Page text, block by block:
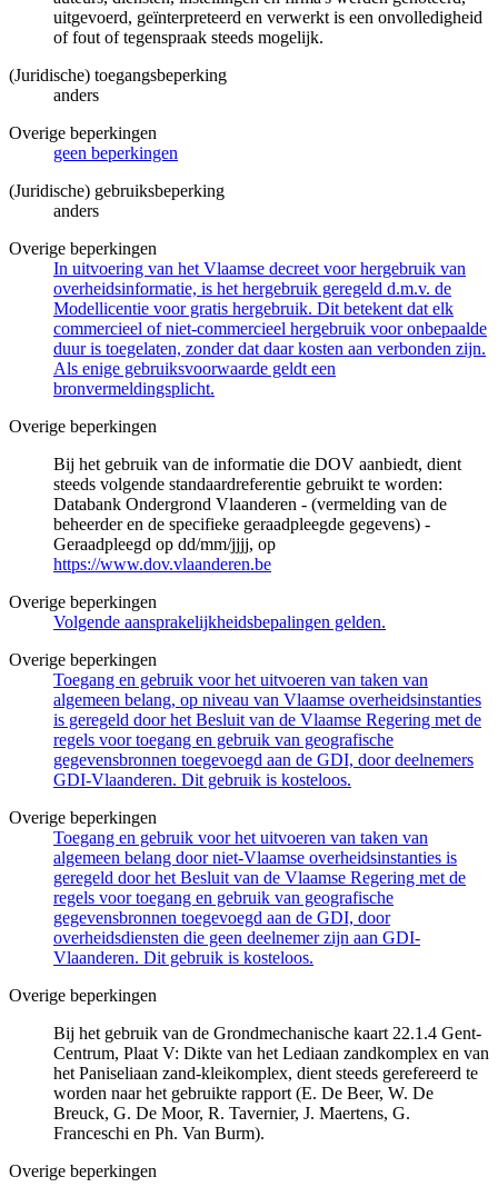
uitgevoerd, geïnterpreteerd en verwerkt is een onvolledigheid
of fout of tegenspraak steeds mogelijk.
(Juridische) toegangsbeperking
anders
Overige beperkingen
geen beperkingen
(Juridische) gebruiksbeperking
anders
Overige beperkingen
In uitvoering van het Vlaamse decreet voor hergebruik van
overheidsinformatie, is het hergebruik geregeld d.m.v. de
Modellicentie voor gratis hergebruik. Dit betekent dat elk
commercieel of niet-commercieel hergebruik voor onbepaalde
duur is toegelaten, zonder dat daar kosten aan verbonden zijn.
Als enige gebruiksvoorwaarde geldt een
bronvermeldingsplicht.
Overige beperkingen
Bij het gebruik van de informatie die DOV aanbiedt, dient
steeds volgende standaardreferentie gebruikt te worden:
Databank Ondergrond Vlaanderen - (vermelding van de
beheerder en de specifieke geraadpleegde gegevens) -
Geraadpleegd op dd/mm/jjjj, op
https://www.dov.vlaanderen.be
Overige beperkingen
Volgende aansprakelijkheidsbepalingen gelden.
Overige beperkingen
Toegang en gebruik voor het uitvoeren van taken van
algemeen belang, op niveau van Vlaamse overheidsinstanties
is geregeld door het Besluit van de Vlaamse Regering met de
regels voor toegang en gebruik van geografische
gegevensbronnen toegevoegd aan de GDI, door deelnemers
GDI-Vlaanderen. Dit gebruik is kosteloos.
Overige beperkingen
Toegang en gebruik voor het uitvoeren van taken van
algemeen belang door niet-Vlaamse overheidsinstanties is
geregeld door het Besluit van de Vlaamse Regering met de
regels voor toegang en gebruik van geografische
gegevensbronnen toegevoegd aan de GDI, door
overheidsdiensten die geen deelnemer zijn aan GDI-
Vlaanderen. Dit gebruik is kosteloos.
Overige beperkingen
Bij het gebruik van de Grondmechanische kaart 22.1.4 Gent-
Centrum, Plaat V: Dikte van het Lediaan zandkomplex en van
het Paniseliaan zand-kleikomplex, dient steeds gerefereerd te
worden naar het gebruikte rapport (E. De Beer, W. De
Breuck, G. De Moor, R. Tavernier, J. Maertens, G.
Franceschi en Ph. Van Burm).
Overige beperkingen